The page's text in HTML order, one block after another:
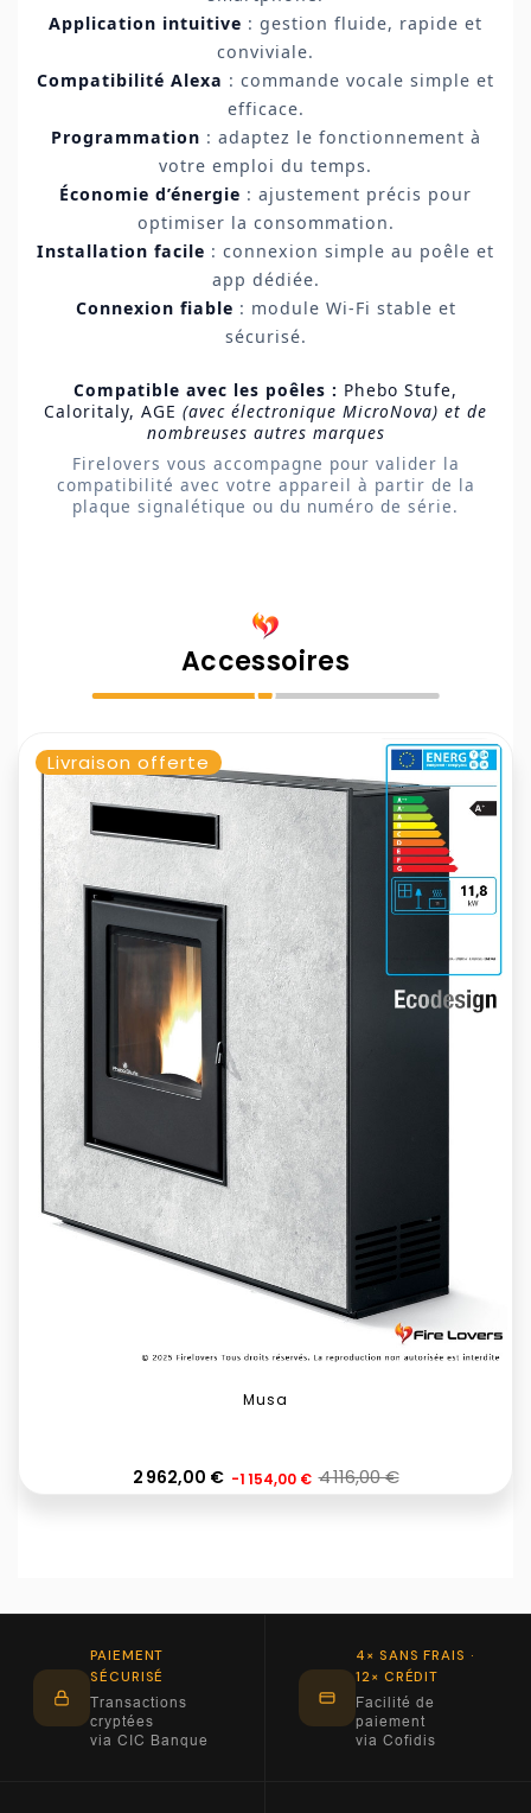
Application intuitive : gestion fluide, rapide et
conviviale.
Compatibilité Alexa : commande vocale simple et
efficace.
Programmation : adaptez le fonctionnement à
votre emploi du temps.
Économie d’énergie : ajustement précis pour
optimiser la consommation.
Installation facile : connexion simple au poêle et
app dédiée.
Connexion fiable : module Wi-Fi stable et
sécurisé.
Compatible avec les poêles : Phebo Stufe,
Caloritaly, AGE (avec électronique MicroNova) et de
nombreuses autres marques
Firelovers vous accompagne pour valider la
compatibilité avec votre appareil à partir de la
plaque signalétique ou du numéro de série.
Accessoires
Livraison offerte
Musa
2 962,00 € Prix
-1 154,00 € 4 116,00 €Prix
PAIEMENT
SÉCURISÉ
Transactions
cryptées
via CIC Banque
4× SANS FRAIS ·
12× CRÉDIT
Facilité de
paiement
via Cofidis